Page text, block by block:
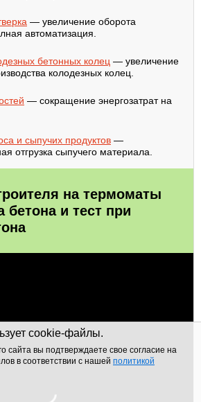
cookie-файлы.
сайта вы подтверждаете свое согласие на
в соответствии с нашей политикой
— увеличение оборота
автоматизация.
бетонных колец — увеличение
колодезных колец.
— сокращение энергозатрат на
и сыпучих продуктов —
отгрузка сыпучего материала.
на термоматы
бетона и тест при